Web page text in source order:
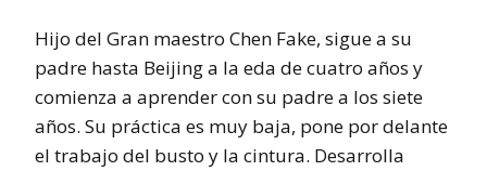
Hijo del Gran maestro Chen Fake, sigue a su
padre hasta Beijing a la eda de cuatro años y
comienza a aprender con su padre a los siete
años. Su práctica es muy baja, pone por delante
el trabajo del busto y la cintura. Desarrolla